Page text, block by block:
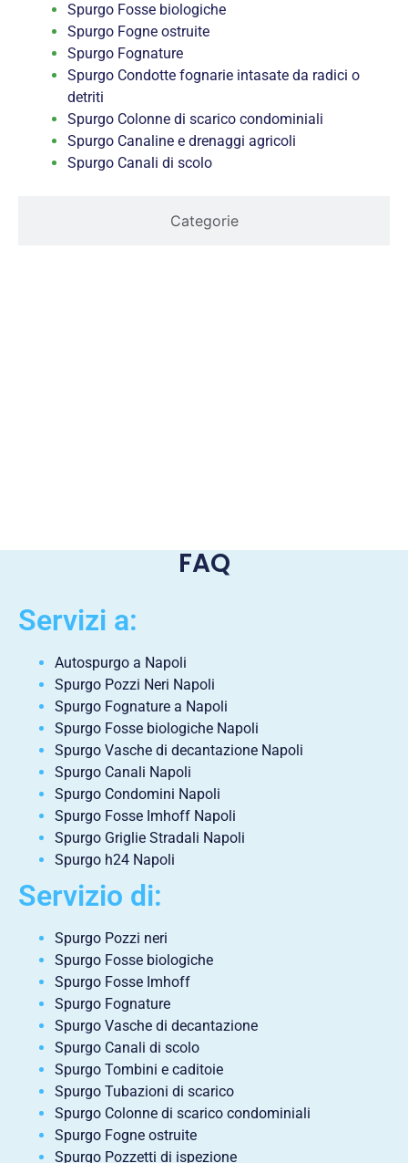
Categorie
Spurgo Fosse biologiche
Spurgo Fogne ostruite
Spurgo Fognature
Spurgo Condotte fognarie intasate da radici o
detriti
Spurgo Colonne di scarico condominiali
Spurgo Canaline e drenaggi agricoli
Spurgo Canali di scolo
FAQ
Servizi a:
Autospurgo a Napoli
Spurgo Pozzi Neri Napoli
Spurgo Fognature a Napoli
Spurgo Fosse biologiche Napoli
Spurgo Vasche di decantazione Napoli
Spurgo Canali Napoli
Spurgo Condomini Napoli
Spurgo Fosse Imhoff Napoli
Spurgo Griglie Stradali Napoli
Spurgo h24 Napoli
Servizio di:
Spurgo Pozzi neri
Spurgo Fosse biologiche
Spurgo Fosse Imhoff
Spurgo Fognature
Spurgo Vasche di decantazione
Spurgo Canali di scolo
Spurgo Tombini e caditoie
Spurgo Tubazioni di scarico
Spurgo Colonne di scarico condominiali
Spurgo Fogne ostruite
Spurgo Pozzetti di ispezione